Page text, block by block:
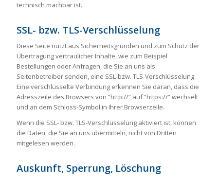
technisch machbar ist.
SSL- bzw. TLS-Verschlüsselung
Diese Seite nutzt aus Sicherheitsgründen und zum Schutz der
Übertragung vertraulicher Inhalte, wie zum Beispiel
Bestellungen oder Anfragen, die Sie an uns als
Seitenbetreiber senden, eine SSL-bzw. TLS-Verschlüsselung.
Eine verschlüsselte Verbindung erkennen Sie daran, dass die
Adresszeile des Browsers von “http://” auf “https://” wechselt
und an dem Schloss-Symbol in Ihrer Browserzeile.
Wenn die SSL- bzw. TLS-Verschlüsselung aktiviert ist, können
die Daten, die Sie an uns übermitteln, nicht von Dritten
mitgelesen werden.
Auskunft, Sperrung, Löschung